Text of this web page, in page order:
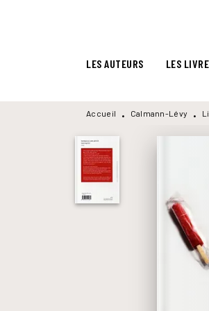
LES AUTEURS LES
Accueil • Calmann-Lévy •